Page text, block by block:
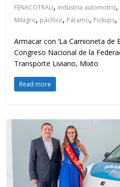
FENACOTRALI, industria automotriz,
Milagro, pacífico, Páramo, Pickups,
Armacar con ‘La Camioneta de
Congreso Nacional de la
Transporte Liviano, Mixto
Read more